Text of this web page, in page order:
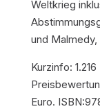
Weltkrieg
und
Kurzinfo:
Euro.